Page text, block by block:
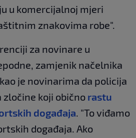
u komercijalnoj mjeri
znakovima robe".
za novinare u
zamjenik načelnika
je novinarima da policija
koji obično rastu
događaja. "To viđamo
događaja. Ako